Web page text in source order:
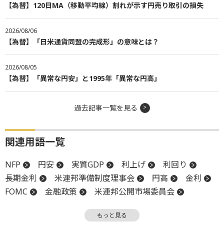
【為替】120日MA（移動平均線）割れが示す円売り取引の損失
2026/08/06
【為替】「日米通貨同盟の完成形」の意味とは？
2026/08/05
【為替】「異常な円安」と1995年「異常な円高」
過去記事一覧を見る
関連用語一覧
NFP 円安 実質GDP 利上げ
利回り
長期金利
米連邦準備制度理事会 円高
金利
FOMC
金融政策
米連邦公開市場委員会
もっと見る